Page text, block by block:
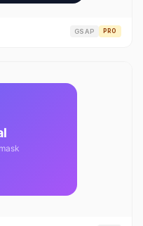
GSAP PRO